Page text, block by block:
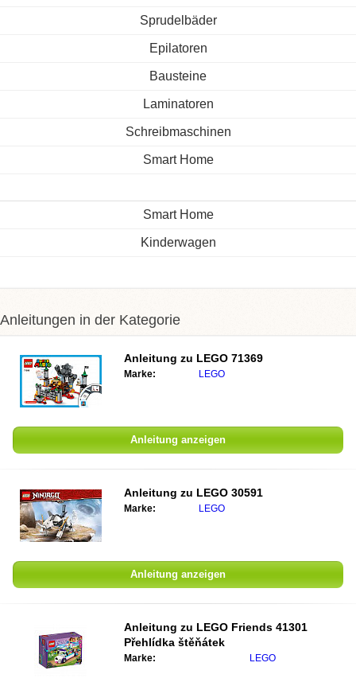
Sprudelbäder
Epilatoren
Bausteine
Laminatoren
Schreibmaschinen
Smart Home
Smart Home
Kinderwagen
Anleitungen in der Kategorie
Anleitung zu LEGO 71369
Marke: LEGO
Anleitung anzeigen
Anleitung zu LEGO 30591
Marke: LEGO
Anleitung anzeigen
Anleitung zu LEGO Friends 41301
Přehlídka štěňátek
Marke: LEGO